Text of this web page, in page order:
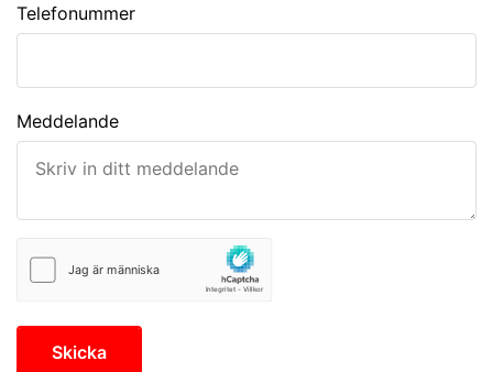
Telefonummer
Meddelande
Skicka